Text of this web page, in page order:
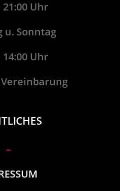
21:00 Uhr
u. Sonntag
14:00 Uhr
–